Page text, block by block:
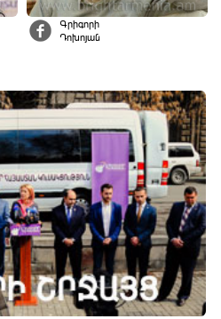
Գրիգորի
Դոխոյան